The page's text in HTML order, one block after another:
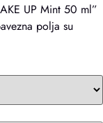
UP Mint 50 ml”
polja su